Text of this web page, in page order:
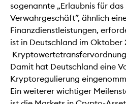
sogenannte „Erlaubnis für
Verwahrgeschäft”, ähnlich
Finanzdienstleistungen,
ist in Deutschland im Oktober
Damit hat Deutschland eine
Kryptoregulierung
Ein weiterer wichtiger